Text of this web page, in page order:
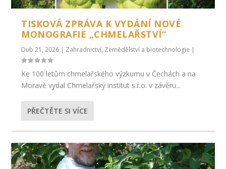
TISKOVÁ ZPRÁVA K VYDÁNÍ NOVÉ
MONOGRAFIE „CHMELAŘSTVÍ“
Dub 21, 2026 | Zahradnictví, Zemědělství a biotechnologie |
Ke 100 letům chmelařského výzkumu v Čechách a na
Moravě vydal Chmelařský institut s.r.o. v závěru...
PŘEČTĚTE SI VÍCE